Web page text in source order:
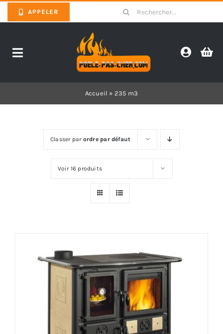
to
APPELER
Search
for:
Toggle
Accueil » 235 m3
Classer par ordre par défaut
Voir 16 produits